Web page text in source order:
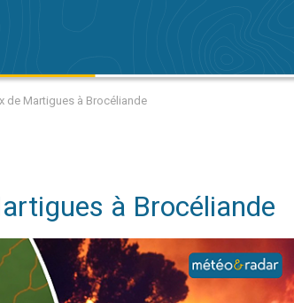
de Martigues à Brocéliande
à Brocéliande